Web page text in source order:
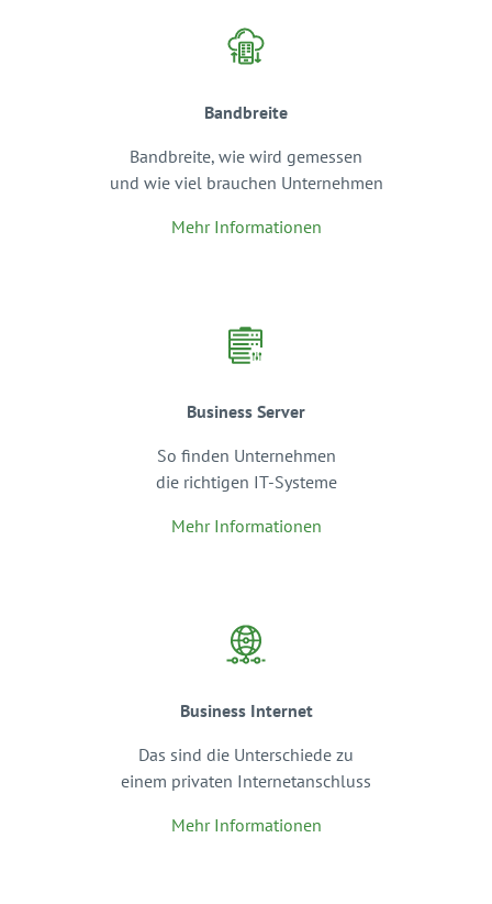
Bandbreite
Bandbreite, wie wird gemessen
und wie viel brauchen Unternehmen
Mehr Informationen
Business Server
So finden Unternehmen
die richtigen IT-Systeme
Mehr Informationen
Business Internet
Das sind die Unterschiede zu
einem privaten Internetanschluss
Mehr Informationen